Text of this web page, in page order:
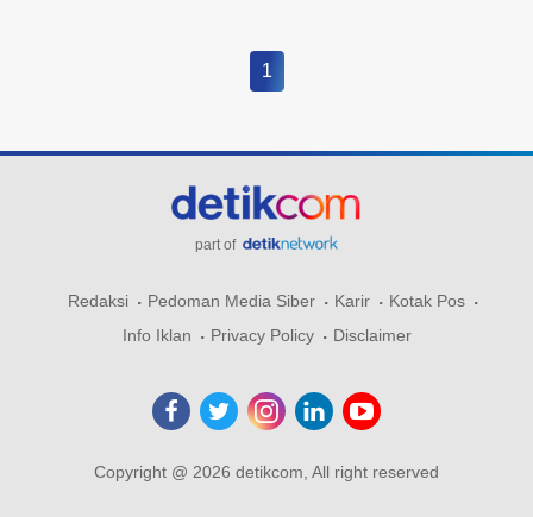
1
part of
Redaksi Pedoman Media Siber Karir
Kotak Pos
Info Iklan
Privacy Policy Disclaimer
Copyright @ 2026 detikcom, All right reserved